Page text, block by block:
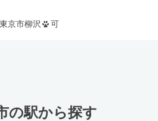
京市柳沢 可
の駅から探す